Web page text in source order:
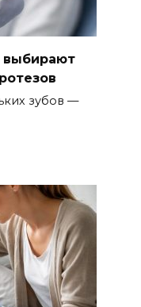
зубов —